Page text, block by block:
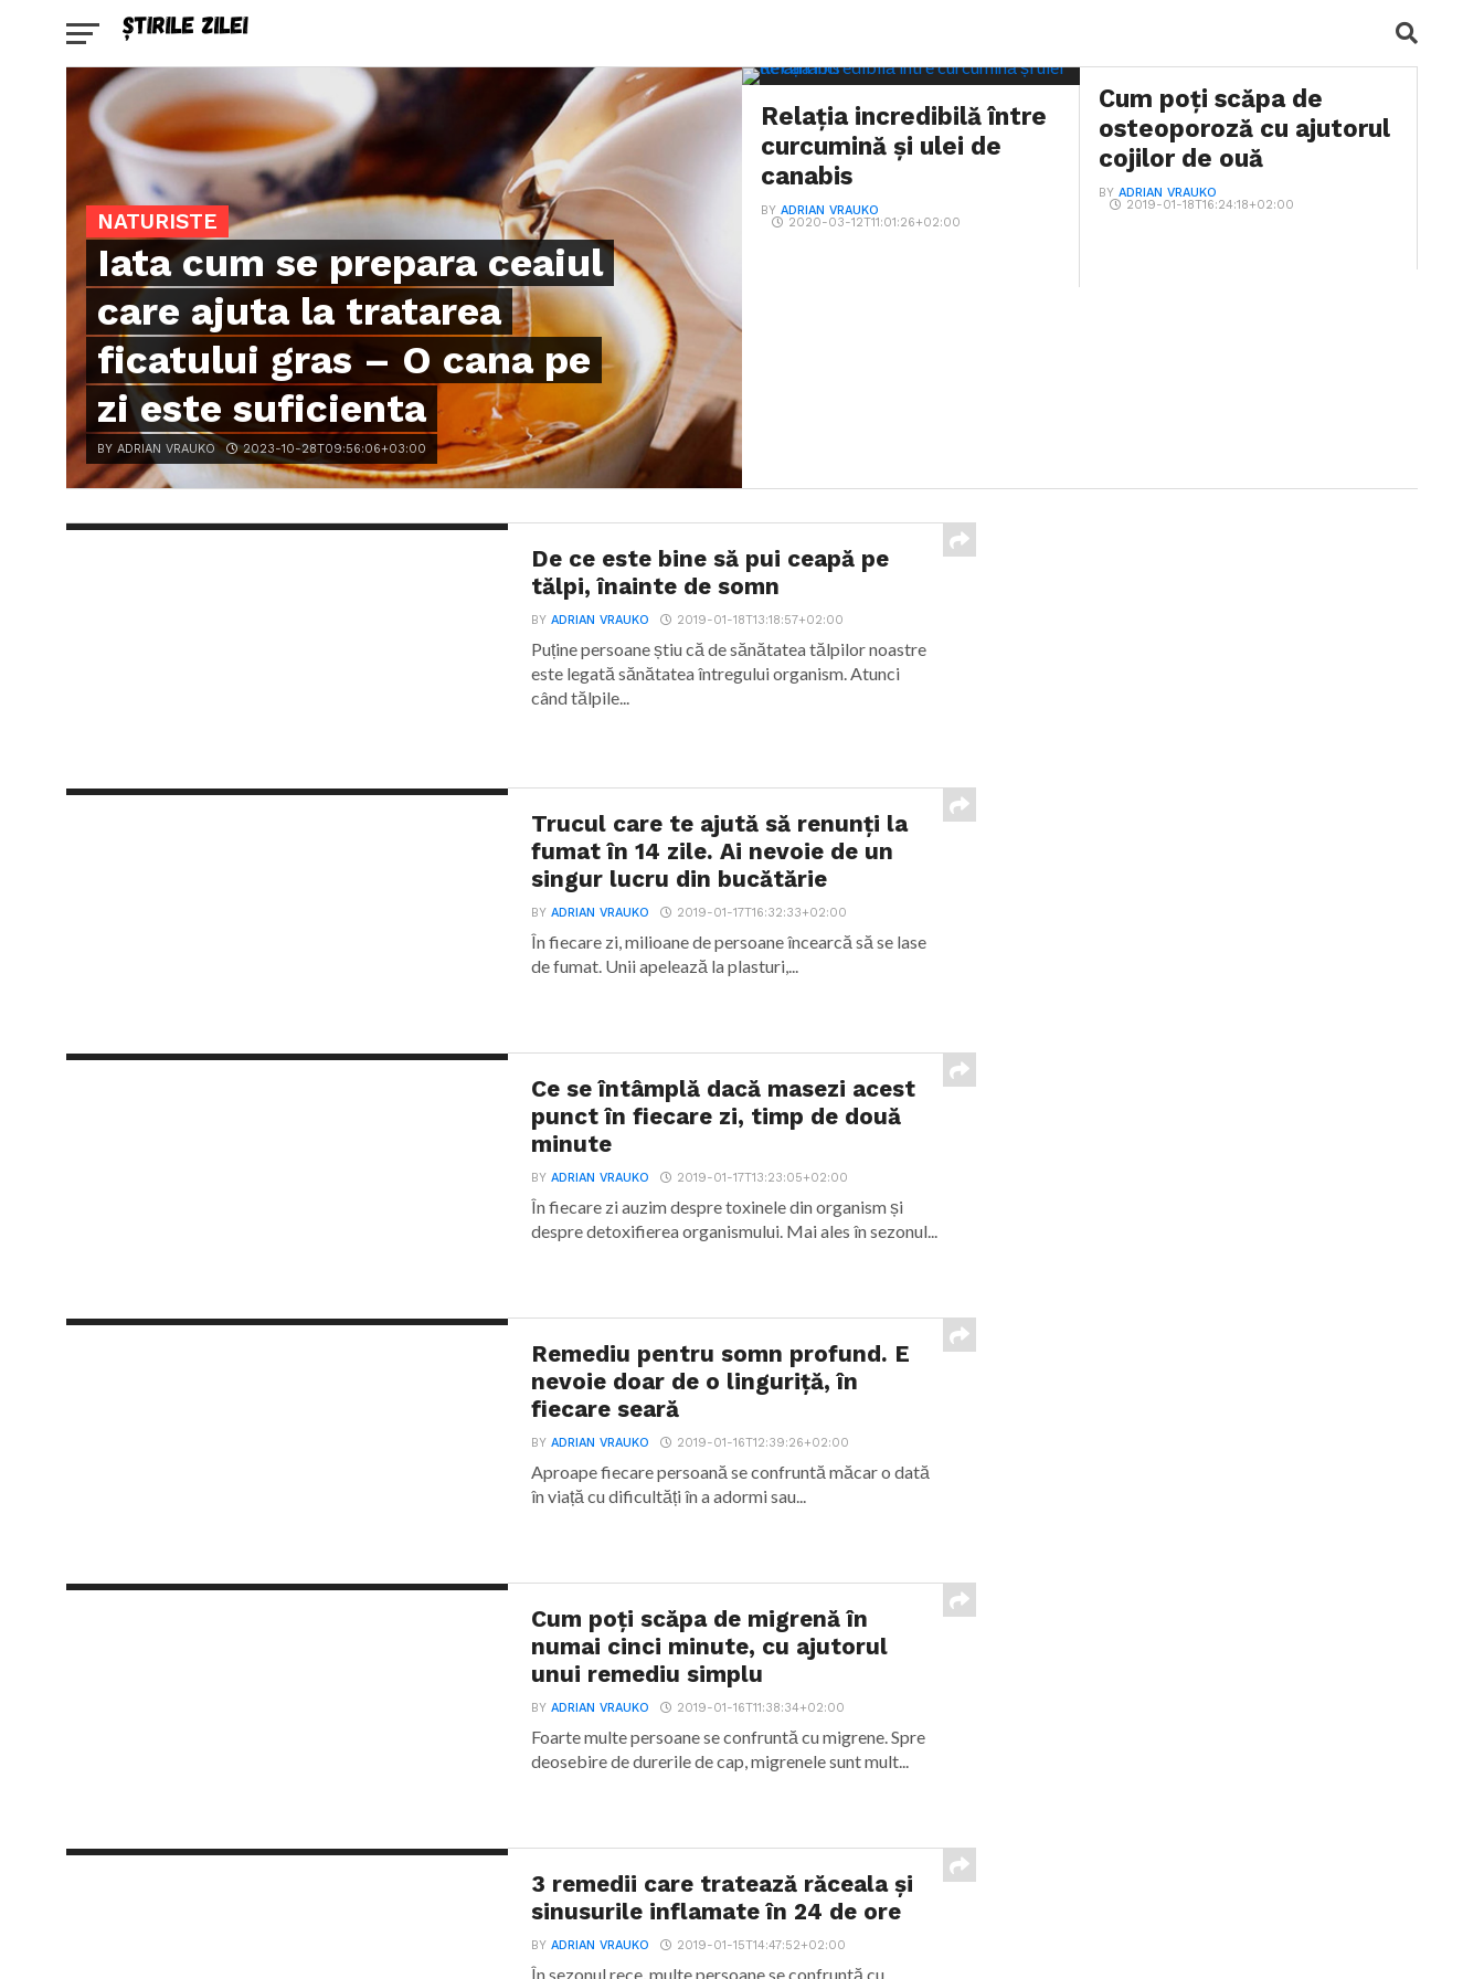
NATURISTE
Iata cum se prepara ceaiul
care ajuta la tratarea
ficatului gras – O cana pe
zi este suficienta
BY ADRIAN VRAUKO 2023-10-28T09:56:06+03:00
Relația incredibilă între
curcumină și ulei de
canabis
BYADRIAN VRAUKO
2020-03-12T11:01:26+02:00
Cum poți scăpa de
osteoporoză cu ajutorul
cojilor de ouă
BYADRIAN VRAUKO
2019-01-18T16:24:18+02:00
De ce este bine să pui ceapă pe
tălpi, înainte de somn
BYADRIAN VRAUKO 2019-01-18T13:18:57+02:00
Puține persoane știu că de sănătatea tălpilor noastre
este legată sănătatea întregului organism. Atunci
când tălpile...
Trucul care te ajută să renunți la
fumat în 14 zile. Ai nevoie de un
singur lucru din bucătărie
BYADRIAN VRAUKO 2019-01-17T16:32:33+02:00
În fiecare zi, milioane de persoane încearcă să se lase
de fumat. Unii apelează la plasturi,...
Ce se întâmplă dacă masezi acest
punct în fiecare zi, timp de două
minute
BYADRIAN VRAUKO 2019-01-17T13:23:05+02:00
În fiecare zi auzim despre toxinele din organism și
despre detoxifierea organismului. Mai ales în sezonul...
Remediu pentru somn profund. E
nevoie doar de o linguriță, în
fiecare seară
BYADRIAN VRAUKO 2019-01-16T12:39:26+02:00
Aproape fiecare persoană se confruntă măcar o dată
în viață cu dificultăți în a adormi sau...
Cum poți scăpa de migrenă în
numai cinci minute, cu ajutorul
unui remediu simplu
BYADRIAN VRAUKO 2019-01-16T11:38:34+02:00
Foarte multe persoane se confruntă cu migrene. Spre
deosebire de durerile de cap, migrenele sunt mult...
3 remedii care tratează răceala și
sinusurile inflamate în 24 de ore
BYADRIAN VRAUKO 2019-01-15T14:47:52+02:00
În sezonul rece, multe persoane se confruntă cu